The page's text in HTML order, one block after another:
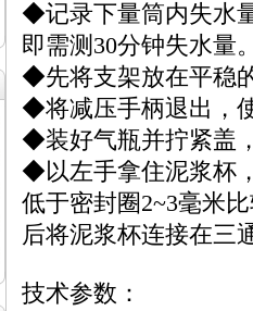
◆记录下量筒内失水
即需测30分钟失水量
◆先将支架放在平稳
◆将减压手柄退出，
◆装好气瓶并拧紧盖
◆以左手拿住泥浆杯
低于密封圈2~3毫米
后将泥浆杯连接在三
技术参数：